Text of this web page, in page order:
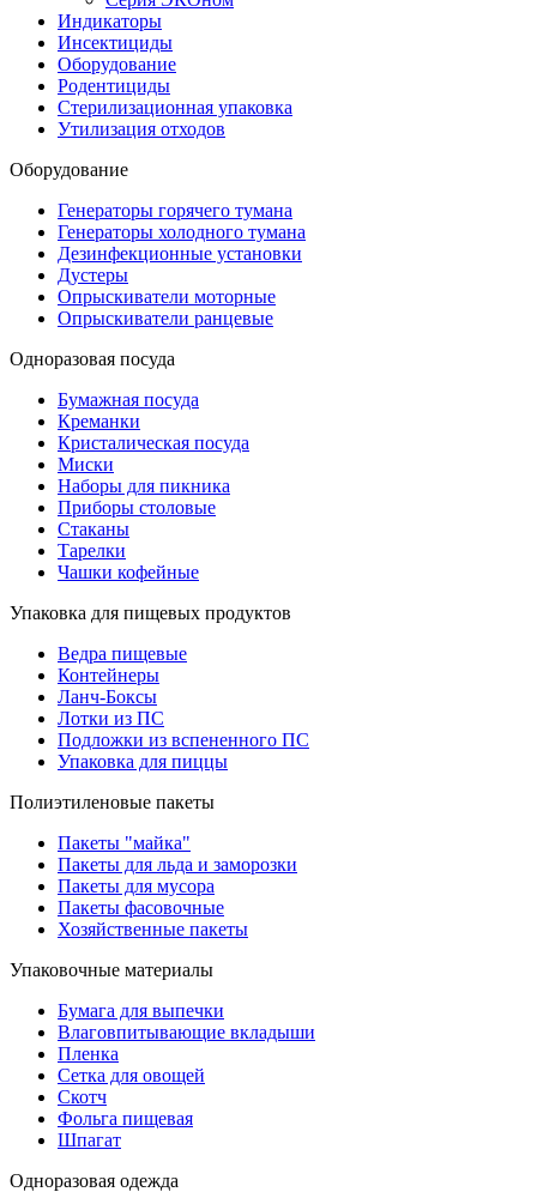
Индикаторы
Инсектициды
Оборудование
Родентициды
Стерилизационная упаковка
Утилизация отходов
Оборудование
Генераторы горячего тумана
Генераторы холодного тумана
Дезинфекционные установки
Дустеры
Опрыскиватели моторные
Опрыскиватели ранцевые
Одноразовая посуда
Бумажная посуда
Креманки
Кристалическая посуда
Миски
Наборы для пикника
Приборы столовые
Стаканы
Тарелки
Чашки кофейные
Упаковка для пищевых продуктов
Ведра пищевые
Контейнеры
Ланч-Боксы
Лотки из ПС
Подложки из вспененного ПС
Упаковка для пиццы
Полиэтиленовые пакеты
Пакеты "майка"
Пакеты для льда и заморозки
Пакеты для мусора
Пакеты фасовочные
Хозяйственные пакеты
Упаковочные материалы
Бумага для выпечки
Влаговпитывающие вкладыши
Пленка
Сетка для овощей
Скотч
Фольга пищевая
Шпагат
Одноразовая одежда